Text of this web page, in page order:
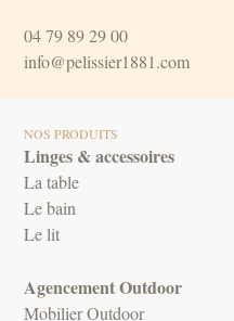
04 79 89 29 00
info@pelissier1881.com
NOS PRODUITS
Linges & accessoires
La table
Le bain
Le lit
Agencement Outdoor
Mobilier Outdoor